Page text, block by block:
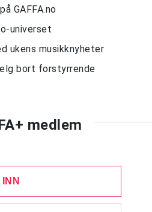
GAFFA.no
universet
ukens musikknyheter
bort forstyrrende
medlem
INN